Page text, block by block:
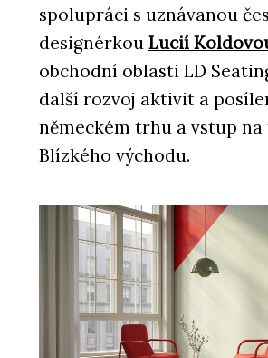
spolupráci s uznávanou
designérkou Lucií
obchodní oblasti LD
další rozvoj aktivit a
německém trhu a vstup
Blízkého východu.